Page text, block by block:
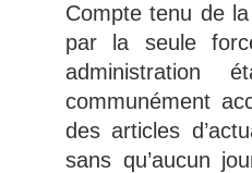
Compte tenu de
par la seule
administration
communément
des articles
sans qu’aucun